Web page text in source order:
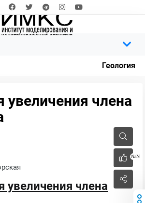
Геология
увеличения члена
NaN
увеличения члена